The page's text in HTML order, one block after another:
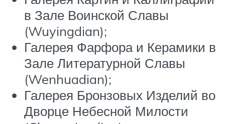
в Зале Воинской Славы
(Wuyingdian);
Галерея Фарфора и Керамики в
Зале Литературной Славы
(Wenhuadian);
Галерея Бронзовых Изделий во
Дворце Небесной Милости